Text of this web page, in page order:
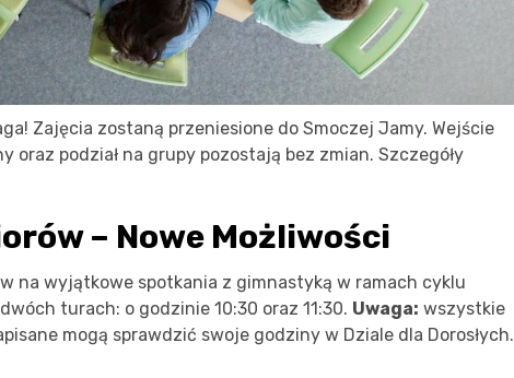
Zajęcia zostaną przeniesione do Smoczej Jamy. Wejście
oraz podział na grupy pozostają bez zmian. Szczegóły
– Nowe Możliwości
na wyjątkowe spotkania z gimnastyką w ramach cyklu
turach: o godzinie 10:30 oraz 11:30. Uwaga: wszystkie
mogą sprawdzić swoje godziny w Dziale dla Dorosłych.